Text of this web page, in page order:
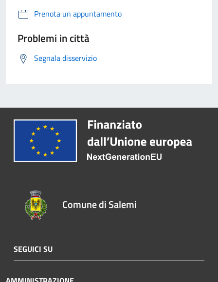
Prenota un appuntamento
Problemi in città
Segnala disservizio
Comune di Salemi
SEGUICI SU